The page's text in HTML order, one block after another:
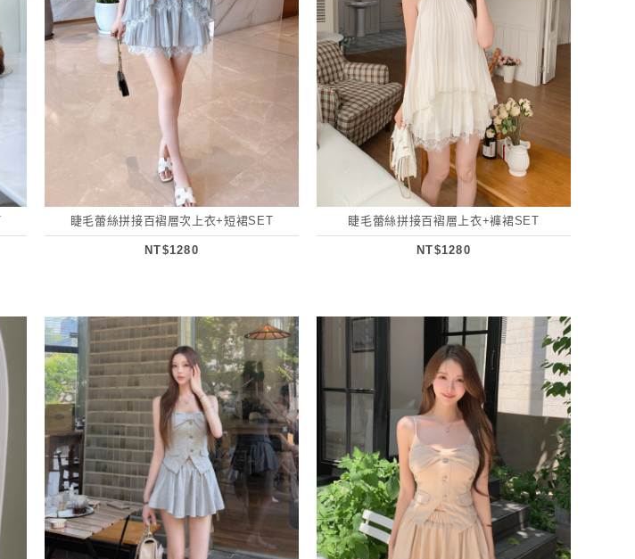
睫毛蕾絲拼接百褶層次上衣+短裙SET
NT$1280
睫毛蕾絲拼接百褶層上衣+褲裙SET
NT$1280